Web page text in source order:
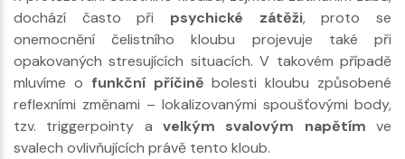
dochází často při psychické zátěži, proto se
onemocnění čelistního kloubu projevuje také při
opakovaných stresujících situacích. V takovém případě
mluvíme o funkční příčině bolesti kloubu způsobené
reflexními změnami – lokalizovanými spoušťovými body,
tzv. triggerpointy a velkým svalovým napětím ve
svalech ovlivňujících právě tento kloub.